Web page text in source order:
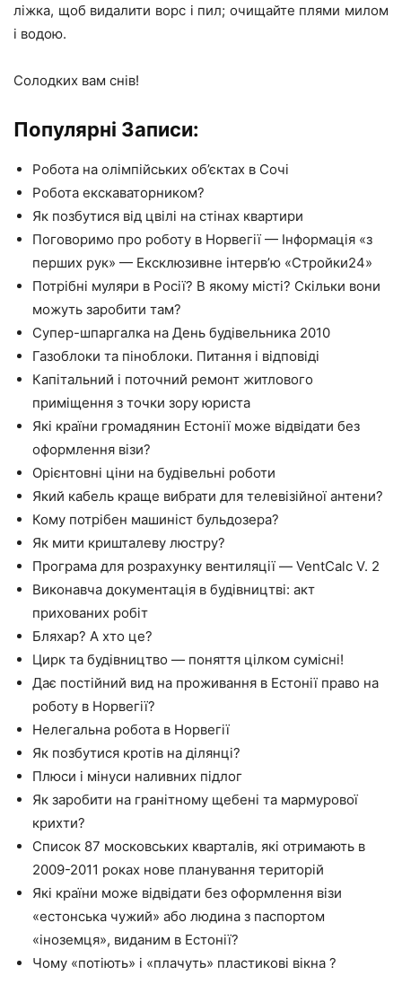
ліжка, щоб видалити ворс і пил; очищайте плями милом
і водою.
Солодких вам снів!
Популярні Записи:
Робота на олімпійських об’єктах в Сочі
Робота екскаваторником?
Як позбутися від цвілі на стінах квартири
Поговоримо про роботу в Норвегії — Інформація «з
перших рук» — Ексклюзивне інтерв’ю «Стройки24»
Потрібні муляри в Росії? В якому місті? Скільки вони
можуть заробити там?
Супер-шпаргалка на День будівельника 2010
Газоблоки та піноблоки. Питання і відповіді
Капітальний і поточний ремонт житлового
приміщення з точки зору юриста
Які країни громадянин Естонії може відвідати без
оформлення візи?
Орієнтовні ціни на будівельні роботи
Який кабель краще вибрати для телевізійної антени?
Кому потрібен машиніст бульдозера?
Як мити кришталеву люстру?
Програма для розрахунку вентиляції — VentCalc V. 2
Виконавча документація в будівництві: акт
прихованих робіт
Бляхар? А хто це?
Цирк та будівництво — поняття цілком сумісні!
Дає постійний вид на проживання в Естонії право на
роботу в Норвегії?
Нелегальна робота в Норвегії
Як позбутися кротів на ділянці?
Плюси і мінуси наливних підлог
Як заробити на гранітному щебені та мармурової
крихти?
Список 87 московських кварталів, які отримають в
2009-2011 роках нове планування територій
Які країни може відвідати без оформлення візи
«естонська чужий» або людина з паспортом
«іноземця», виданим в Естонії?
Чому «потіють» і «плачуть» пластикові вікна ?